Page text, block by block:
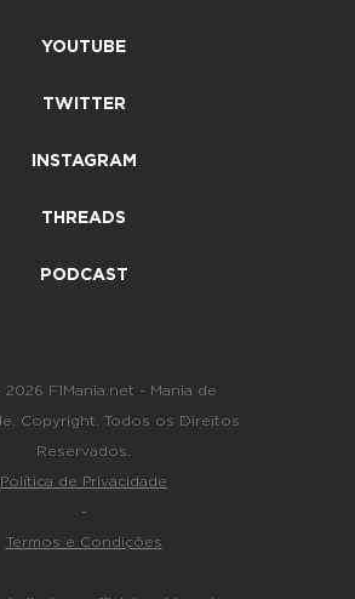
YOUTUBE
TWITTER
INSTAGRAM
THREADS
PODCAST
F1Mania.net - Mania de
Copyright. Todos os Direitos
Reservados.
Política de Privacidade
-
Termos e Condições